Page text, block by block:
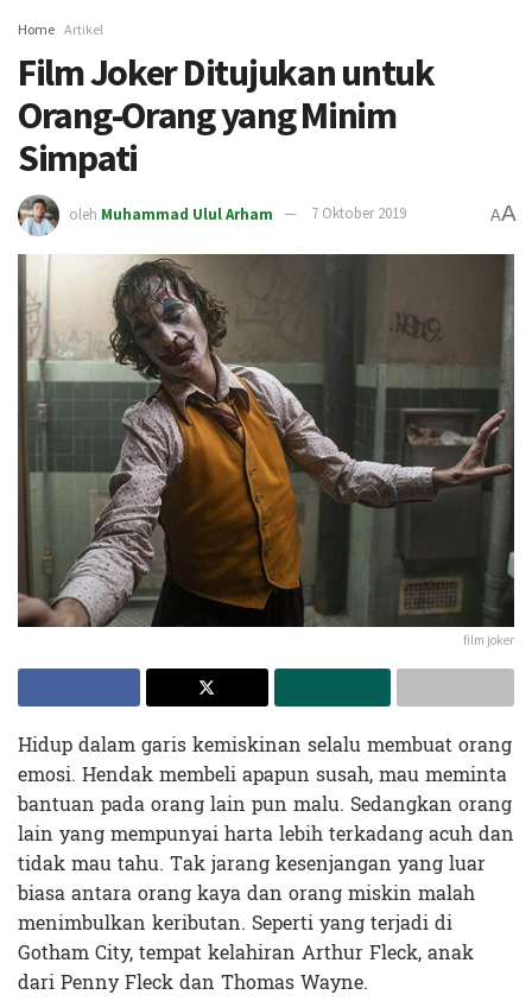
Home Artikel
Film Joker Ditujukan untuk
Orang-Orang yang Minim
Simpati
oleh Muhammad Ulul Arham 7 Oktober 2019 AA
film joker
Hidup dalam garis kemiskinan selalu membuat orang
emosi. Hendak membeli apapun susah, mau meminta
bantuan pada orang lain pun malu. Sedangkan orang
lain yang mempunyai harta lebih terkadang acuh dan
tidak mau tahu. Tak jarang kesenjangan yang luar
biasa antara orang kaya dan orang miskin malah
menimbulkan keributan. Seperti yang terjadi di
Gotham City, tempat kelahiran Arthur Fleck, anak
dari Penny Fleck dan Thomas Wayne.